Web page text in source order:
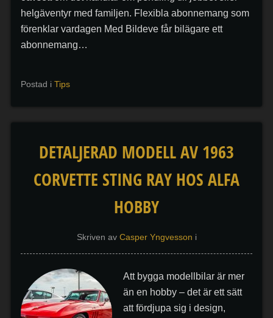
helgäventyr med familjen. Flexibla abonnemang som
förenklar vardagen Med Bildeve får bilägare ett
abonnemang…
Postad iTips
DETALJERAD MODELL AV 1963
CORVETTE STING RAY HOS ALFA
HOBBY
Skriven av Casper Yngvesson i
Att bygga modellbilar är mer
än en hobby – det är ett sätt
att fördjupa sig i design,